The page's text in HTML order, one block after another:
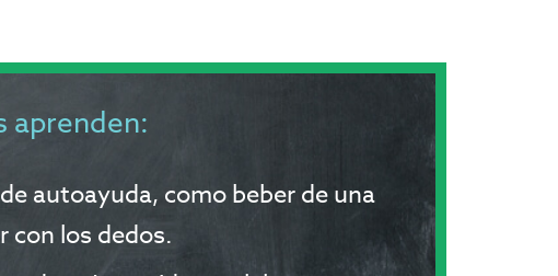
aprenden:
autoayuda, como beber de una
con los dedos.